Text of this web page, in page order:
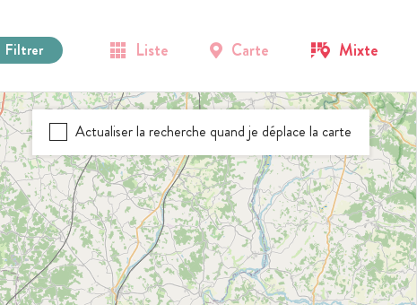
Filtrer Liste Carte Mixte
Actualiser la recherche quand je déplace la carte